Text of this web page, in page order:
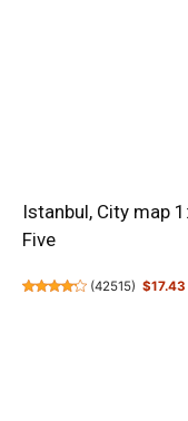
Istanbul, City map
Five
(42515) $17.43